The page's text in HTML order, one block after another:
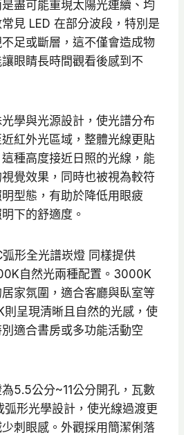
9
5
到
$
6
3
0
盡可能重現太陽光連續、均
見 LED 在部分波段，特別是
足或斷層，這不僅會造成物
眼睛長時間觀看後感到不
學與光源設計，使光譜分布
紅外光區域，整體光線更貼
種高度接近日照的光線，能
覺效果，同時也被視為較符
型態，有助於降低用眼疲
下的舒適度。
形全光譜崁燈 同樣提供
自然光兩種配置。3000K
家氛圍，適合客廳與臥室等
呈現清晰且自然的光感，使
適合書房或多功能活動空
5.5公分~11公分開孔，瓦數
形光學設計，使光線過渡更
刺眼感。外觀採用簡潔俐落